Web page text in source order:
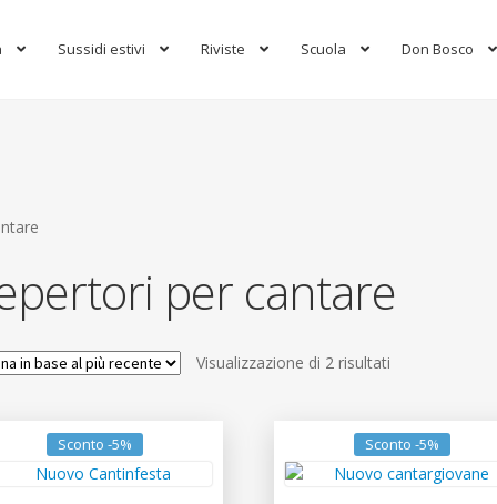
Sussidi estivi Riviste Scuola Don Bosco
per cantare
Visualizzazione di 2 risultatiOrdina
al
più
recente
Sconto -5% Sconto -5%